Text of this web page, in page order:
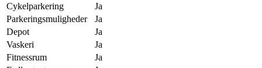
Cykelparkering
Ja
Parkeringsmuligheder
Ja
Depot
Ja
Vaskeri
Ja
Fitnessrum
Ja